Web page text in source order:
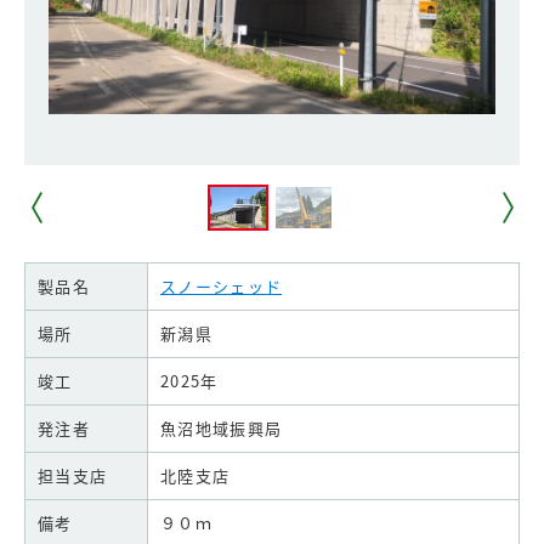
製品名 スノーシェッド
場所 新潟県
竣工 2025年
発注者 魚沼地域振興局
担当支店 北陸支店
備考 ９０ｍ